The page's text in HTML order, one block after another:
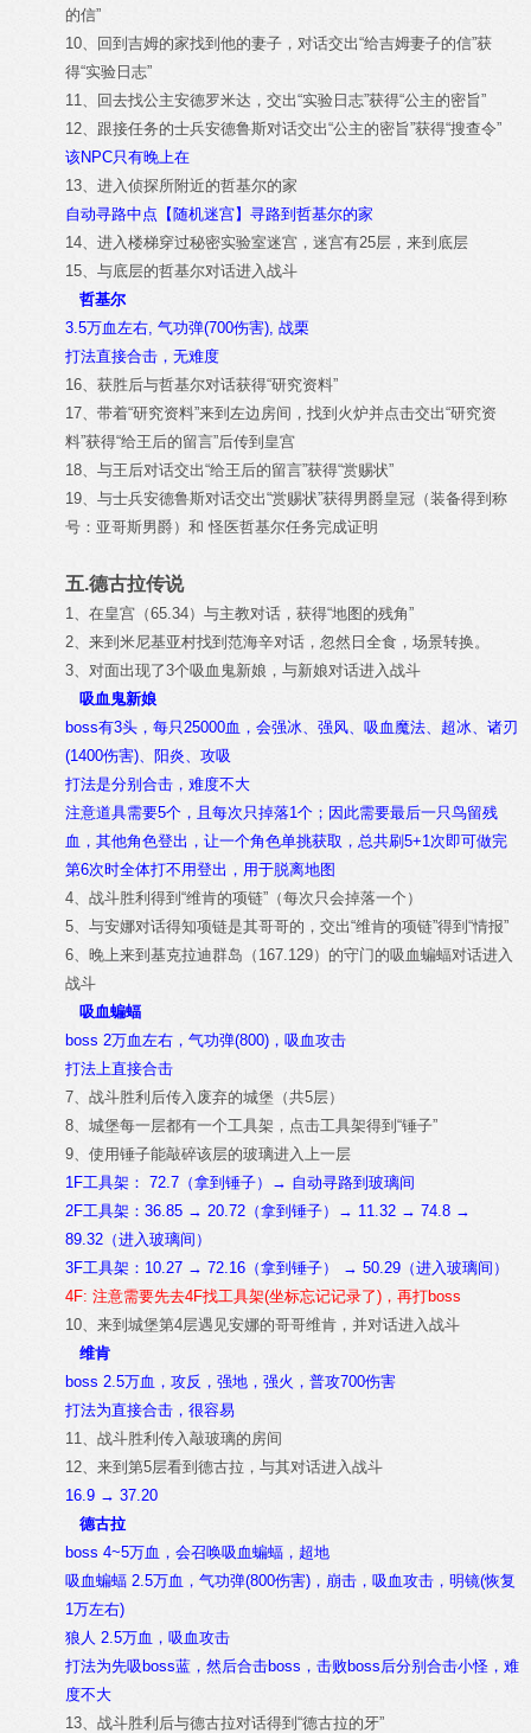
的信”
10、回到吉姆的家找到他的妻子，对话交出“给吉姆妻子的信”获
得“实验日志”
11、回去找公主安德罗米达，交出“实验日志”获得“公主的密旨”
12、跟接任务的士兵安德鲁斯对话交出“公主的密旨”获得“搜查令”
该NPC只有晚上在
13、进入侦探所附近的哲基尔的家
自动寻路中点【随机迷宫】寻路到哲基尔的家
14、进入楼梯穿过秘密实验室迷宫，迷宫有25层，来到底层
15、与底层的哲基尔对话进入战斗
哲基尔
3.5万血左右, 气功弹(700伤害), 战栗
打法直接合击，无难度
16、获胜后与哲基尔对话获得“研究资料”
17、带着“研究资料”来到左边房间，找到火炉并点击交出“研究资
料”获得“给王后的留言”后传到皇宫
18、与王后对话交出“给王后的留言”获得“赏赐状”
19、与士兵安德鲁斯对话交出“赏赐状”获得男爵皇冠（装备得到称
号：亚哥斯男爵）和 怪医哲基尔任务完成证明
五.德古拉传说
1、在皇宫（65.34）与主教对话，获得“地图的残角”
2、来到米尼基亚村找到范海辛对话，忽然日全食，场景转换。
3、对面出现了3个吸血鬼新娘，与新娘对话进入战斗
吸血鬼新娘
boss有3头，每只25000血，会强冰、强风、吸血魔法、超冰、诸刃
(1400伤害)、阳炎、攻吸
打法是分别合击，难度不大
注意道具需要5个，且每次只掉落1个；因此需要最后一只鸟留残
血，其他角色登出，让一个角色单挑获取，总共刷5+1次即可做完
第6次时全体打不用登出，用于脱离地图
4、战斗胜利得到“维肯的项链”（每次只会掉落一个）
5、与安娜对话得知项链是其哥哥的，交出“维肯的项链”得到“情报”
6、晚上来到基克拉迪群岛（167.129）的守门的吸血蝙蝠对话进入
战斗
吸血蝙蝠
boss 2万血左右，气功弹(800)，吸血攻击
打法上直接合击
7、战斗胜利后传入废弃的城堡（共5层）
8、城堡每一层都有一个工具架，点击工具架得到“锤子”
9、使用锤子能敲碎该层的玻璃进入上一层
1F工具架： 72.7（拿到锤子）→ 自动寻路到玻璃间
2F工具架：36.85 → 20.72（拿到锤子）→ 11.32 → 74.8 →
89.32（进入玻璃间）
3F工具架：10.27 → 72.16（拿到锤子） → 50.29（进入玻璃间）
4F: 注意需要先去4F找工具架(坐标忘记记录了)，再打boss
10、来到城堡第4层遇见安娜的哥哥维肯，并对话进入战斗
维肯
boss 2.5万血，攻反，强地，强火，普攻700伤害
打法为直接合击，很容易
11、战斗胜利传入敲玻璃的房间
12、来到第5层看到德古拉，与其对话进入战斗
16.9 → 37.20
德古拉
boss 4~5万血，会召唤吸血蝙蝠，超地
吸血蝙蝠 2.5万血，气功弹(800伤害)，崩击，吸血攻击，明镜(恢复
1万左右)
狼人 2.5万血，吸血攻击
打法为先吸boss蓝，然后合击boss，击败boss后分别合击小怪，难
度不大
13、战斗胜利后与德古拉对话得到“德古拉的牙”